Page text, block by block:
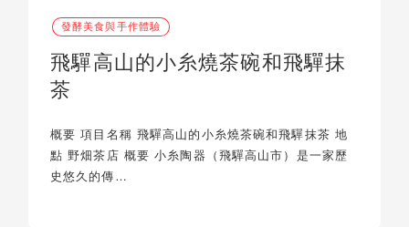
發酵美食與手作體驗
飛驒高山的小糸燒茶碗和飛驒抹
茶
概要 項目名稱 飛驒高山的小糸燒茶碗和飛驒抹茶 地
點 野畑茶店 概要 小糸陶器（飛驒高山市）是一家歷
史悠久的傳…